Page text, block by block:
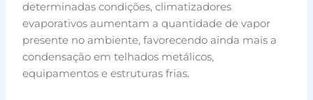
determinadas condições, climatizadores
evaporativos aumentam a quantidade de vapor
presente no ambiente, favorecendo ainda mais a
condensação em telhados metálicos,
equipamentos e estruturas frias.